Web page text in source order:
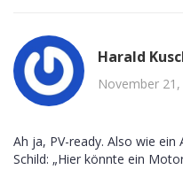
Harald
November 21,
Ah ja, PV-ready. Also wie
Schild: „Hier könnte ein